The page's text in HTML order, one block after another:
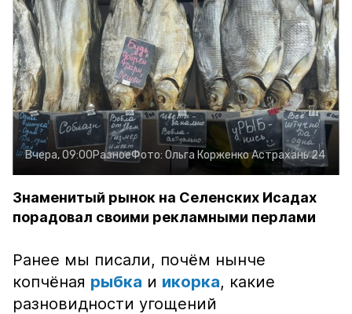
Вчера, 09:00РазноеФото: Ольга КорженкоАстрахань 24
Знаменитый рынок на Селенских Исадах
порадовал своими рекламными перлами
Ранее мы писали, почём нынче
копчёная рыбка и икорка, какие
разновидности угощений